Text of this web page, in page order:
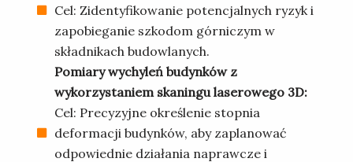
Cel: Zidentyfikowanie potencjalnych ryzyk i
zapobieganie szkodom górniczym w
składnikach budowlanych.
Pomiary wychyleń budynków z
wykorzystaniem skaningu laserowego 3D:
Cel: Precyzyjne określenie stopnia
deformacji budynków, aby zaplanować
odpowiednie działania naprawcze i